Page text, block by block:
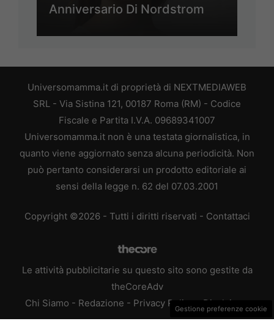
Anniversario Di Nordstrom
Universomamma.it di proprietà di NEXTMEDIAWEB
SRL - Via Sistina 121, 00187 Roma (RM) - Codice
Fiscale e Partita I.V.A. 09689341007
Universomamma.it non è una testata giornalistica, in
quanto viene aggiornato senza alcuna periodicità. Non
può pertanto considerarsi un prodotto editoriale ai
sensi della legge n. 62 del 07.03.2001
Copyright ©2026 - Tutti i diritti riservati - Contattaci
Le attività pubblicitarie su questo sito sono gestite da
theCoreAdv
Chi Siamo - Redazione - Privacy Policy Disclaimer
Gestione preferenze cookie